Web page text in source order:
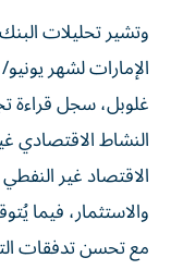
وتشير تحليلات
الإمارات لشهر
النشاط الاقتصادي
الاقتصاد غير
والاستثمار، فيما
مع تحسن تدفقات